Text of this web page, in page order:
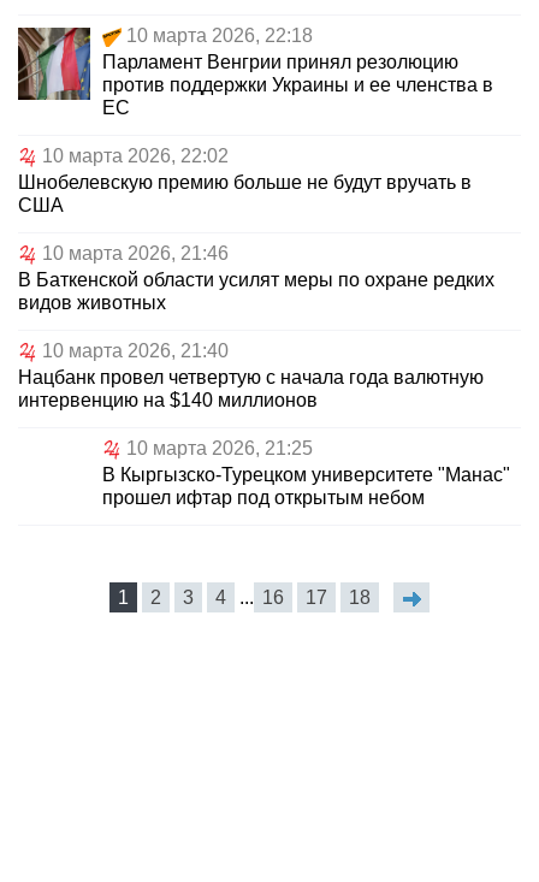
10 марта 2026, 22:18
Парламент Венгрии принял резолюцию
против поддержки Украины и ее членства в
ЕС
10 марта 2026, 22:02
Шнобелевскую премию больше не будут вручать в
США
10 марта 2026, 21:46
В Баткенской области усилят меры по охране редких
видов животных
10 марта 2026, 21:40
Нацбанк провел четвертую с начала года валютную
интервенцию на $140 миллионов
10 марта 2026, 21:25
В Кыргызско-Турецком университете "Манас"
прошел ифтар под открытым небом
1 2 3 4 ... 16 17 18